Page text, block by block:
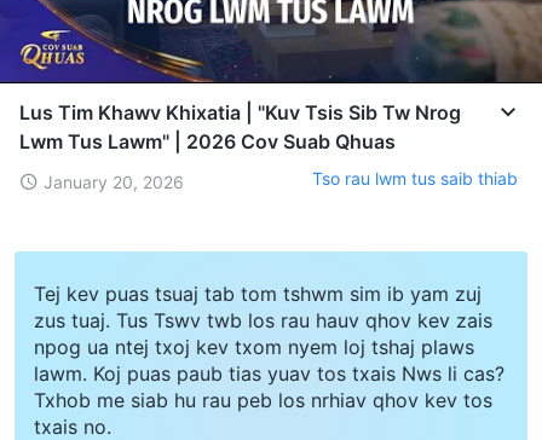
Lus Tim Khawv Khixatia | "Kuv Tsis Sib Tw Nrog
Lwm Tus Lawm" | 2026 Cov Suab Qhuas
January 20, 2026 Tso rau lwm tus saib thiab
Tej kev puas tsuaj tab tom tshwm sim ib yam zuj
zus tuaj. Tus Tswv twb los rau hauv qhov kev zais
npog ua ntej txoj kev txom nyem loj tshaj plaws
lawm. Koj puas paub tias yuav tos txais Nws li cas?
Txhob me siab hu rau peb los nrhiav qhov kev tos
txais no.